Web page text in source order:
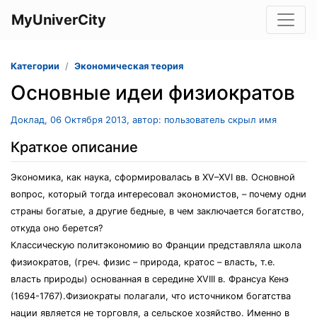
MyUniverCity
Категории Экономическая теория
Основные идеи физиократов
Доклад, 06 Октября 2013, автор: пользователь скрыл имя
Краткое описание
Экономика, как наука, сформировалась в XV–XVI вв. Основной
вопрос, который тогда интересовал экономистов, – почему одни
страны богатые, а другие бедные, в чем заключается богатство,
откуда оно берется?
Классическую политэкономию во Франции представляла школа
физиократов, (греч. физис – природа, кратос – власть, т.е.
власть природы) основанная в середине XVIII в. Франсуа Кенэ
(1694-1767).Физиократы полагали, что источником богатства
нации является не торговля, а сельское хозяйство. Именно в